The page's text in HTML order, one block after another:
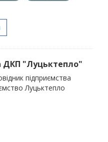
ДКП "Луцьктепло"
підприємства
Луцьктепло